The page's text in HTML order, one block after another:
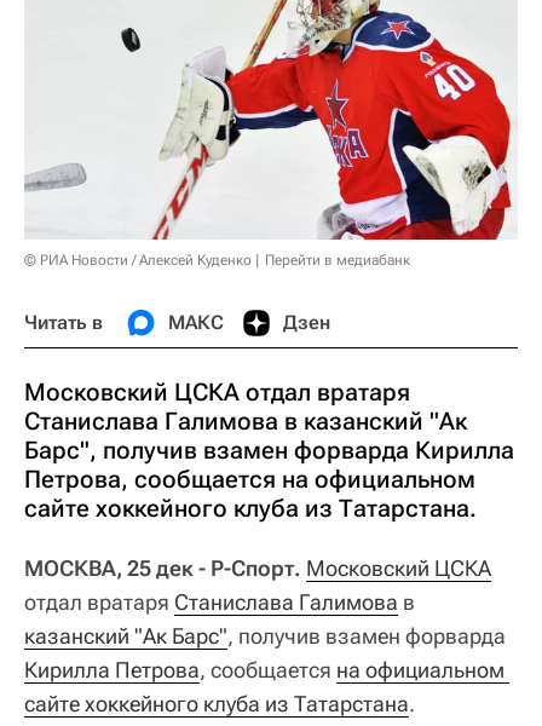
© РИА Новости / Алексей Куденко Перейти в медиабанк
Читать в МАКС Дзен
Московский ЦСКА отдал вратаря
Станислава Галимова в казанский "Ак
Барс", получив взамен форварда Кирилла
Петрова, сообщается на официальном
сайте хоккейного клуба из Татарстана.
МОСКВА, 25 дек - Р-Спорт. Московский ЦСКА
отдал вратаря Станислава Галимова в
казанский "Ак Барс", получив взамен форварда
Кирилла Петрова, сообщается на официальном
сайте хоккейного клуба из Татарстана.